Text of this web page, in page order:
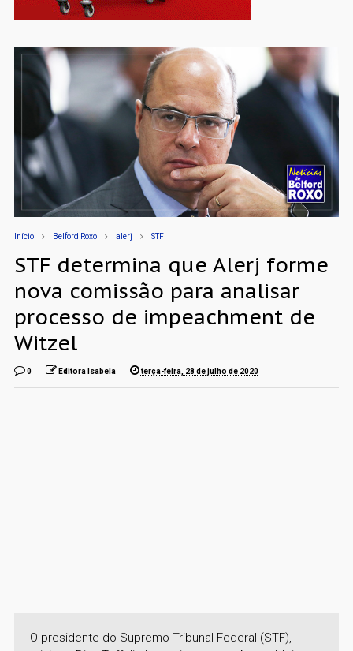
Início Belford Roxo alerj STF
STF determina que Alerj forme
nova comissão para analisar
processo de impeachment de
Witzel
0 Editora Isabela terça-feira, 28 de julho de 2020
O presidente do Supremo Tribunal Federal (STF),